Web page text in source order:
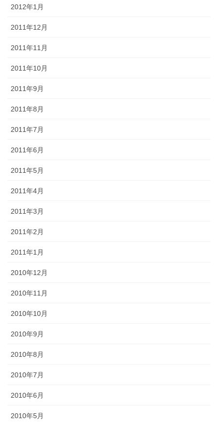
2012年1月
2011年12月
2011年11月
2011年10月
2011年9月
2011年8月
2011年7月
2011年6月
2011年5月
2011年4月
2011年3月
2011年2月
2011年1月
2010年12月
2010年11月
2010年10月
2010年9月
2010年8月
2010年7月
2010年6月
2010年5月